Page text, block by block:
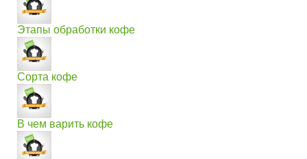
Этапы обработки кофе
Сорта кофе
В чем варить кофе